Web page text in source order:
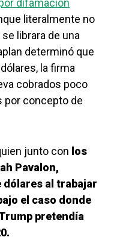
difamación
literalmente no
librara de una
determinó que
la firma
cobrados poco
por concepto de
junto con los
Pavalon,
dólares al trabajar
el caso donde
pretendía